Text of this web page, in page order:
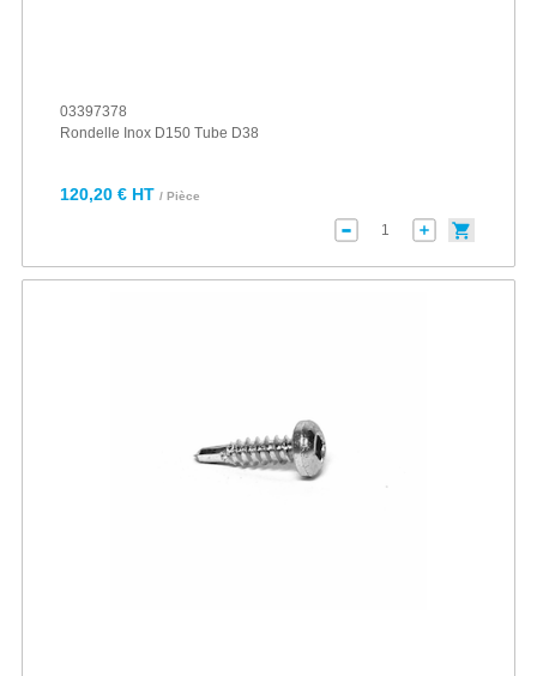
03397378
Rondelle Inox D150 Tube D38
120,20 € HT / Pièce